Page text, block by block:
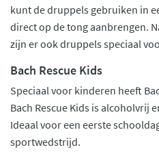
kunt de druppels gebruiken in
direct op de tong aanbrengen.
zijn er ook druppels speciaal
Bach Rescue Kids
Speciaal voor kinderen heeft
Bach Rescue Kids is alcoholvrij
Ideaal voor een eerste
sportwedstrijd.